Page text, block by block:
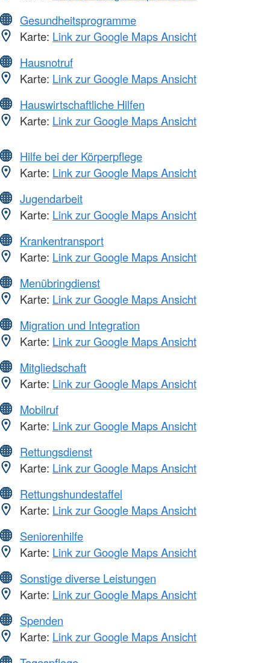
Gesundheitsprogramme
Karte: Link zur Google Maps Ansicht
Hausnotruf
Karte: Link zur Google Maps Ansicht
Hauswirtschaftliche Hilfen
Karte: Link zur Google Maps Ansicht
Hilfe bei der Körperpflege
Karte: Link zur Google Maps Ansicht
Jugendarbeit
Karte: Link zur Google Maps Ansicht
Krankentransport
Karte: Link zur Google Maps Ansicht
Menübringdienst
Karte: Link zur Google Maps Ansicht
Migration und Integration
Karte: Link zur Google Maps Ansicht
Mitgliedschaft
Karte: Link zur Google Maps Ansicht
Mobilruf
Karte: Link zur Google Maps Ansicht
Rettungsdienst
Karte: Link zur Google Maps Ansicht
Rettungshundestaffel
Karte: Link zur Google Maps Ansicht
Seniorenhilfe
Karte: Link zur Google Maps Ansicht
Sonstige diverse Leistungen
Karte: Link zur Google Maps Ansicht
Spenden
Karte: Link zur Google Maps Ansicht